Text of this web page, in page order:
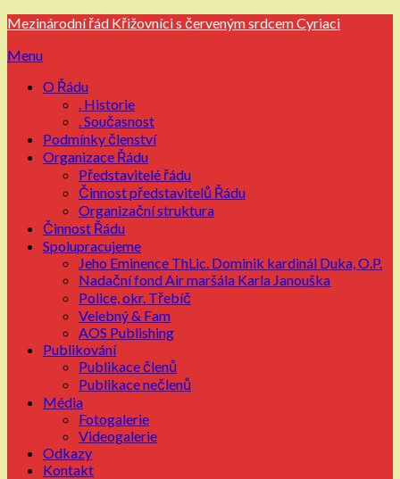
Přejdi
obsah
Mezinárodní řád Křižovníci s červeným srdcem Cyriaci
Menu
O Řádu
. Historie
. Současnost
Podmínky členství
Organizace Řádu
Představitelé řádu
Činnost představitelů Řádu
Organizační struktura
Činnost Řádu
Spolupracujeme
Jeho Eminence ThLic. Dominik kardinál Duka, O.P.
Nadační fond Air maršála Karla Janouška
Police, okr. Třebíč
Velebný & Fam
AOS Publishing
Publikování
Publikace členů
Publikace nečlenů
Média
Fotogalerie
Videogalerie
Odkazy
Kontakt